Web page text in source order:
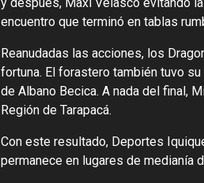
encuentro que terminó en tablas
Reanudadas las acciones, los
fortuna. El forastero también tuvo
de Albano Becica. A nada del final,
Región de Tarapacá.
Con este resultado, Deportes
permanece en lugares de medianía